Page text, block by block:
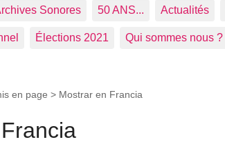
Sonores 50 ANS... Actualités
Élections 2021 Qui sommes nous ?
en page > Mostrar en Francia